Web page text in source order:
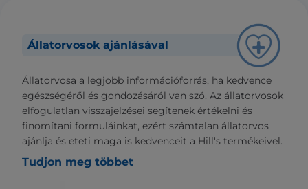
Állatorvosok ajánlásával
Állatorvosa a legjobb információforrás, ha kedvence
egészségéről és gondozásáról van szó. Az állatorvosok
elfogulatlan visszajelzései segítenek értékelni és
finomítani formuláinkat, ezért számtalan állatorvos
ajánlja és eteti maga is kedvenceit a Hill's termékeivel.
Tudjon meg többet